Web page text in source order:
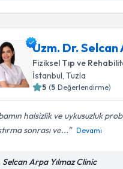
Uzm. Dr. Selcan
Fiziksel Tıp ve
İstanbul, Tuzla
5 (5 Değerlendirme)
halsizlik ve uykusuzluk
sonrası ve...
Devamı
Selcan Arpa Yılmaz Clinic